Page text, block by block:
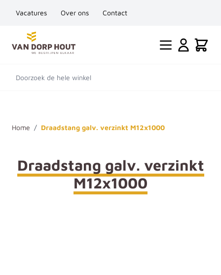
Vacatures Over ons Contact
Ga naar de inhoud
Cart
Doorzoek de hele winkel
Home / Draadstang galv. verzinkt M12x1000
Draadstang galv. verzinkt
M12x1000